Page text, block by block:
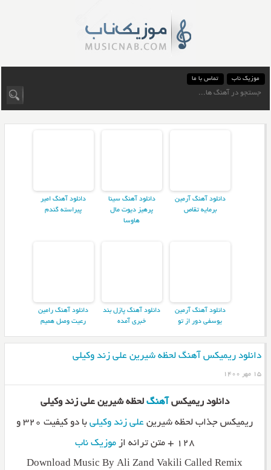
موزیک ناب تماس با ما
دانلود آهنگ آرمین
برمایه تقاص
دانلود آهنگ سینا
پرهیز دیوت مال
هاوسا
دانلود آهنگ امیر
پیراسته گندم
دانلود آهنگ آرمین
یوسفی دور از تو
دانلود آهنگ پازل بند
خبری آمده
دانلود آهنگ رامین
رعیت وصل همیم
دانلود ریمیکس آهنگ لحظه شیرین علی زند وکیلی
۱۵ مهر ۱۴۰۰
دانلود ریمیکس آهنگ لحظه شیرین علی زند وکیلی
ریمیکس جذاب لحظه شیرین علی زند وکیلی
با دو کیفیت ۳۲۰ و
۱۲۸ + متن ترانه از
موزیک ناب
Download Music By Ali Zand Vakili Called Remix